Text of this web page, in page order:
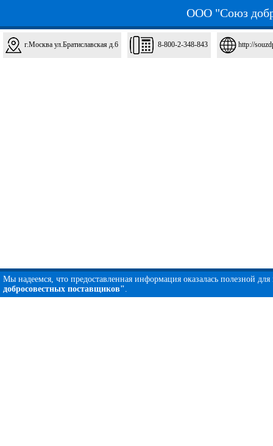
ООО "Союз
г.Москва ул.Братиславская д.6 8-800-2-348-843 http://
Мы надеемся, что предоставленная информация оказалась полезной
добросовестных поставщиков".